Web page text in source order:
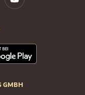
GMBH